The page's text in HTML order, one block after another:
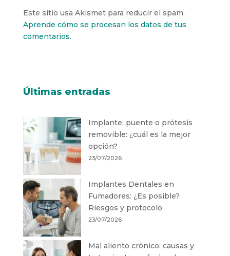
Este sitio usa Akismet para reducir el spam.
Aprende cómo se procesan los datos de tus
comentarios.
Últimas entradas
Implante, puente o prótesis
removible: ¿cuál es la mejor
opción?
23/07/2026
Implantes Dentales en
Fumadores: ¿Es posible?
Riesgos y protocolo
23/07/2026
Mal aliento crónico: causas y